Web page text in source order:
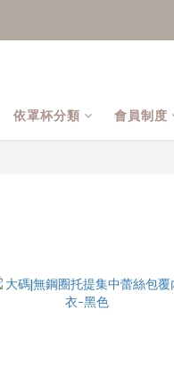
依罩杯分類 會員制度